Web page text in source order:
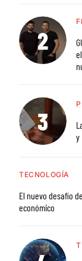
y
TECNOLOGÍA
El nuevo desafío
económico